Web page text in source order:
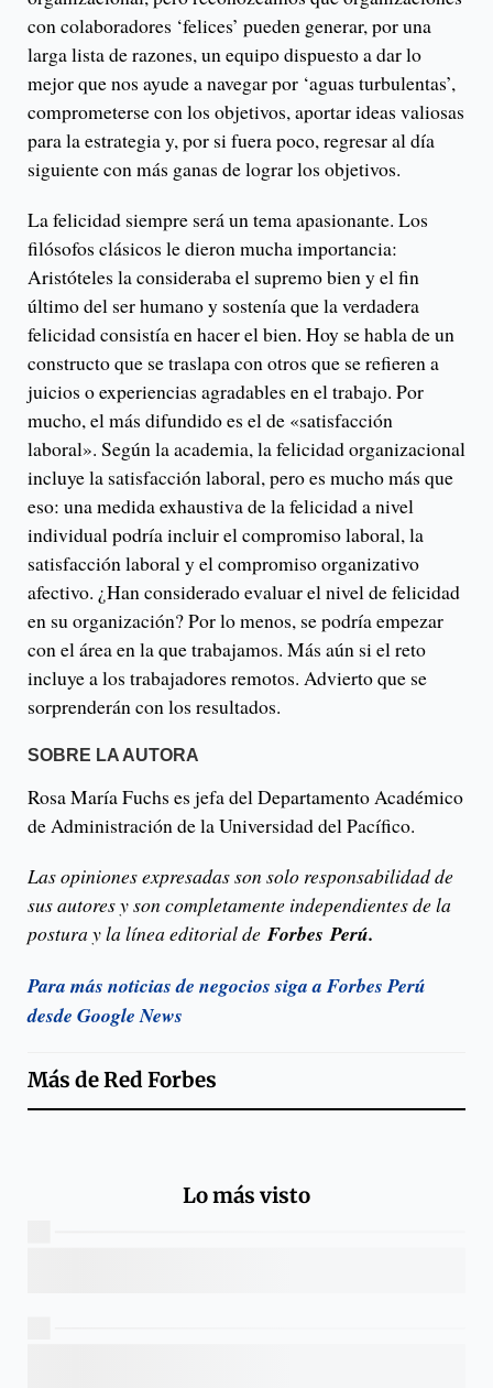
con colaboradores ‘felices’ pueden generar, por una
larga lista de razones, un equipo dispuesto a dar lo
mejor que nos ayude a navegar por ‘aguas turbulentas’,
comprometerse con los objetivos, aportar ideas valiosas
para la estrategia y, por si fuera poco, regresar al día
siguiente con más ganas de lograr los objetivos.
La felicidad siempre será un tema apasionante. Los
filósofos clásicos le dieron mucha importancia:
Aristóteles la consideraba el supremo bien y el fin
último del ser humano y sostenía que la verdadera
felicidad consistía en hacer el bien. Hoy se habla de un
constructo que se traslapa con otros que se refieren a
juicios o experiencias agradables en el trabajo. Por
mucho, el más difundido es el de «satisfacción
laboral». Según la academia, la felicidad organizacional
incluye la satisfacción laboral, pero es mucho más que
eso: una medida exhaustiva de la felicidad a nivel
individual podría incluir el compromiso laboral, la
satisfacción laboral y el compromiso organizativo
afectivo. ¿Han considerado evaluar el nivel de felicidad
en su organización? Por lo menos, se podría empezar
con el área en la que trabajamos. Más aún si el reto
incluye a los trabajadores remotos. Advierto que se
sorprenderán con los resultados.
SOBRE LA AUTORA
Rosa María Fuchs es jefa del Departamento Académico
de Administración de la Universidad del Pacífico.
Las opiniones expresadas son solo responsabilidad de
sus autores y son completamente independientes de la
postura y la línea editorial deForbes Perú.
Para más noticias de negocios siga a Forbes Perú
desde Google News
Más deRed Forbes
Lo más visto